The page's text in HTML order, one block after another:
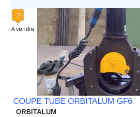
A vendre
COUPE TUBE ORBITALUM GF6
ORBITALUM